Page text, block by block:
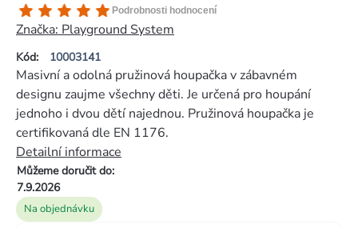
Kód: 10003141
Průměrné
hodnocení
produktu
je
5,0
z
5
hvězdiček.
Podrobnosti hodnocení
Značka: Playground System
Na objednávku
Můžeme doručit do:
7.9.2026
Masivní a odolná pružinová houpačka v zábavném
designu zaujme všechny děti. Je určená pro houpání
jednoho i dvou dětí najednou. Pružinová houpačka je
certifikovaná dle EN 1176.
Detailní informace